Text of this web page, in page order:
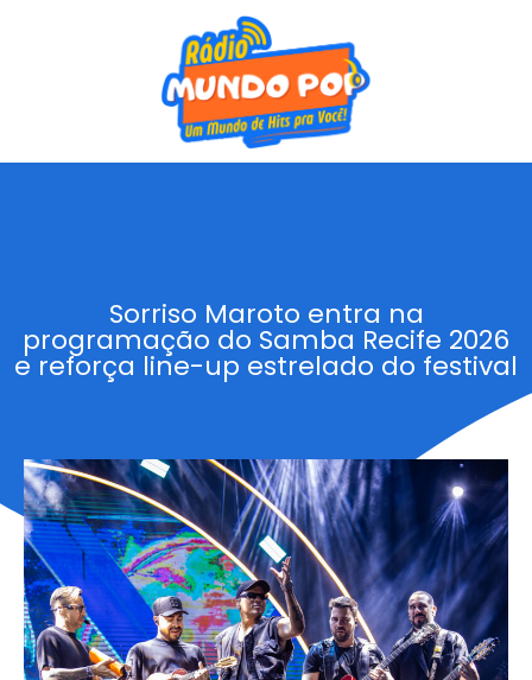
Sorriso Maroto entra na
programação do Samba Recife 2026
e reforça line-up estrelado do festival